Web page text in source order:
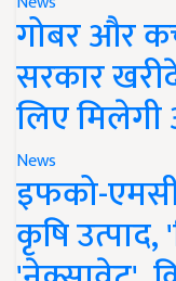
गोबर और
सरकार
लिए
News
इफको-
कृषि